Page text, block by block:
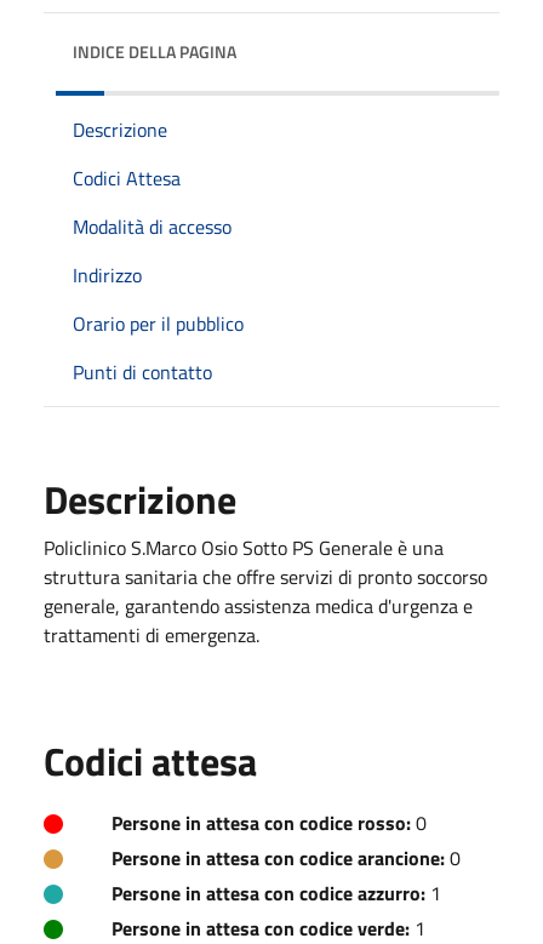
INDICE DELLA PAGINA
Descrizione
Codici Attesa
Modalità di accesso
Indirizzo
Orario per il pubblico
Punti di contatto
Descrizione
Policlinico S.Marco Osio Sotto PS Generale è una
struttura sanitaria che offre servizi di pronto soccorso
generale, garantendo assistenza medica d'urgenza e
trattamenti di emergenza.
Codici attesa
Persone in attesa con codice rosso:0
Persone in attesa con codice arancione:0
Persone in attesa con codice azzurro: 1
Persone in attesa con codice verde: 1